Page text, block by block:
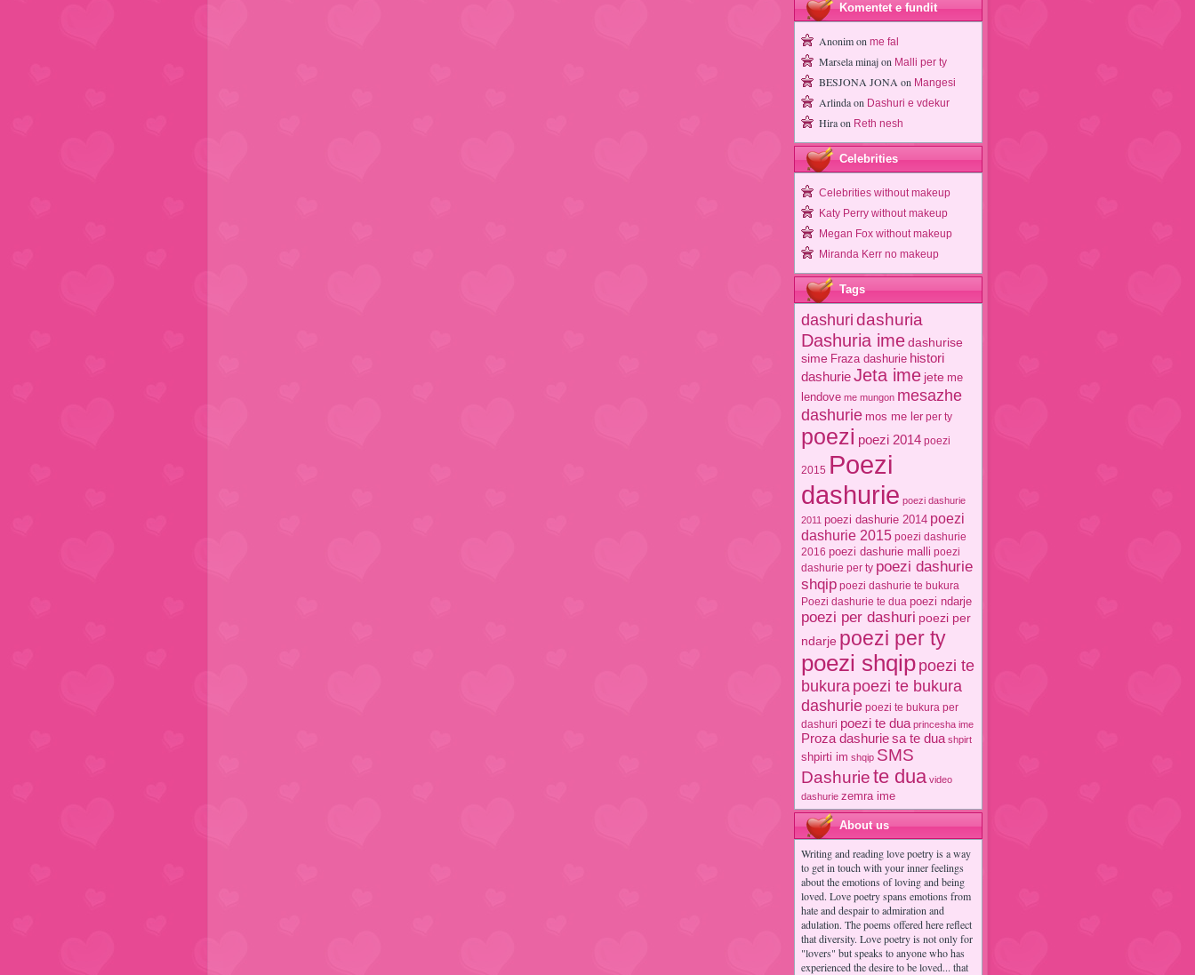
Komentet e fundit
Anonimon me fal
Marsela minajon Malli per ty
BESJONA JONA on Mangesi
Arlindaon Dashuri e vdekur
Hiraon Reth nesh
Celebrities
Celebrities without makeup
Katy Perry without makeup
Megan Fox without makeup
Miranda Kerr no makeup
Tags
dashuridashuria
Dashuria imedashurise
sime Fraza dashurie histori
dashurieJeta ime jete me
lendove me mungon mesazhe
dashurie mos me ler per ty
poezi poezi 2014 poezi
2015 Poezi
dashurie poezi dashurie
2011 poezi dashurie 2014 poezi
dashurie 2015 poezi dashurie
2016 poezi dashurie malli poezi
dashurie per ty poezi dashurie
shqip poezi dashurie te bukura
Poezi dashurie te dua poezi ndarje
poezi per dashuri poezi per
ndarje poezi per ty
poezi shqip poezi te
bukura poezi te bukura
dashurie poezi te bukura per
dashuri poezi te dua princesha ime
Proza dashuriesa te dua shpirt
shpirti im shqip SMS
Dashuriete dua video
dashurie zemra ime
About us
Writing and reading love poetry is a way
to get in touch with your inner feelings
about the emotions of loving and being
loved. Love poetry spans emotions from
hate and despair to admiration and
adulation. The poems offered here reflect
that diversity. Love poetry is not only for
"lovers" but speaks to anyone who has
experienced the desire to be loved... that